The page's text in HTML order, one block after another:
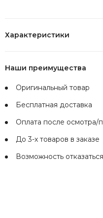
Характеристики
Наши преимущества
Оригинальный товар
Бесплатная доставка
Оплата после осмотра/
До 3-х товаров в заказе
Возможность